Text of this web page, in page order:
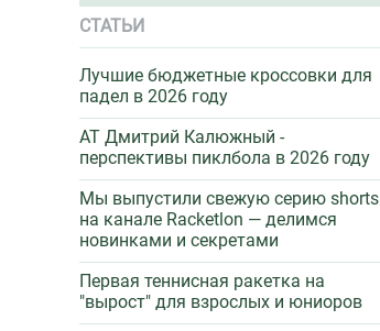
СТАТЬИ
Лучшие бюджетные кроссовки для
падел в 2026 году
AT Дмитрий Калюжный -
перспективы пиклбола в 2026 году
Мы выпустили свежую серию shorts
на канале Racketlon — делимся
новинками и секретами
Первая теннисная ракетка на
"вырост" для взрослых и юниоров